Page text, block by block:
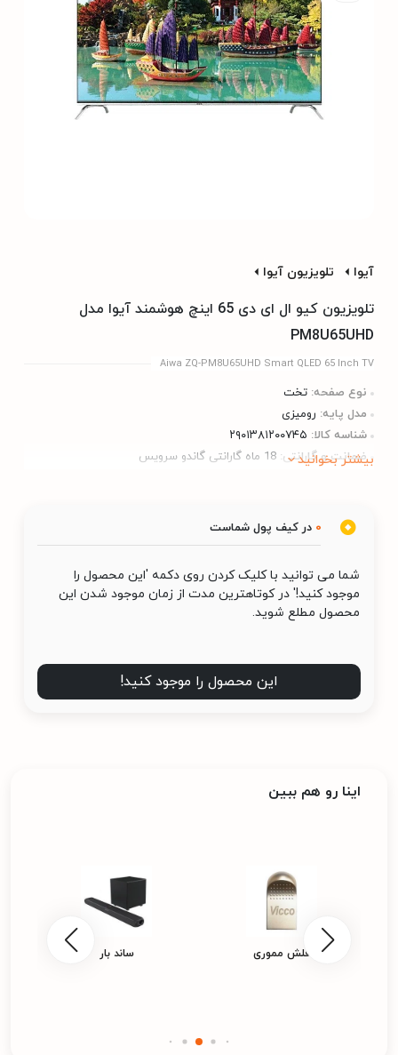
آیوا تلویزیون آیوا
تلویزیون کیو ال ای دی 65 اینچ هوشمند آیوا مدل
PM8U65UHD
Aiwa ZQ-PM8U65UHD Smart QLED 65 Inch TV
نوع صفحه: تخت
مدل پایه: رومیزی
شناسه کالا: ۲۹۰۱۳۸۱۲۰۰۷۴۵
ضمانت و گارانتی: 18 ماه گارانتی گاندو سرویس بیشتر بخوانید
0 در کیف پول شماست
شما می توانید با کلیک کردن روی دکمه 'این محصول را
موجود کنید!' در کوتاهترین مدت از زمان موجود شدن این
محصول مطلع شوید.
این محصول را موجود کنید!
اینا رو هم ببین
فلش مموری ساند بار